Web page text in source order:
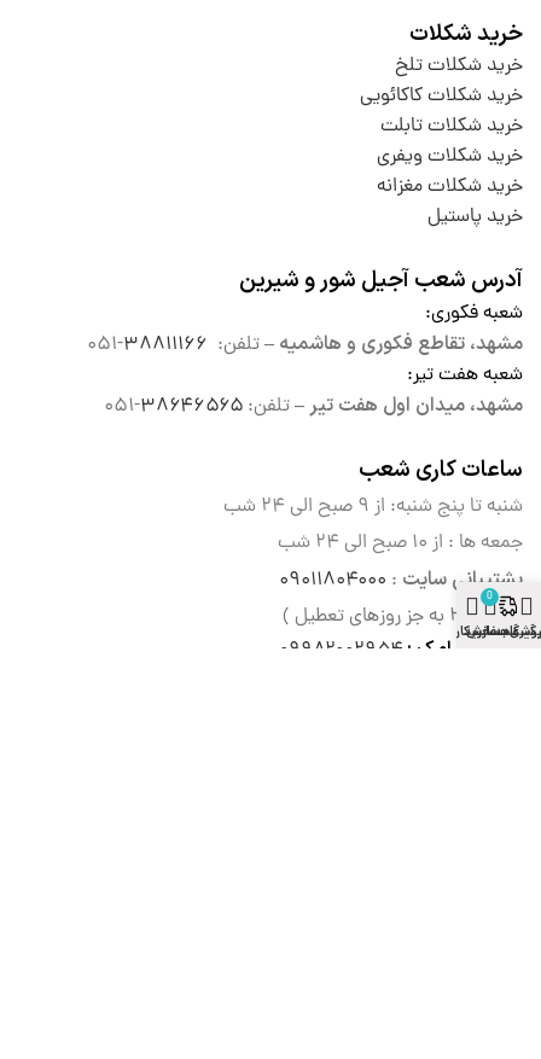
خرید شکلات
خرید شکلات تلخ
خرید شکلات کاکائویی
خرید شکلات تابلت
خرید شکلات ویفری
خرید شکلات مغزانه
خرید پاستیل
آدرس شعب آجیل شور و شیرین
شعبه فکوری:
مشهد، تقاطع فکوری و هاشمیه –تلفن: ۳۸۸۱۱۱۶۶-۰۵۱
شعبه هفت تیر:
مشهد، میدان اول هفت تیر –تلفن: ۳۸۶۴۶۵۶۵-۰۵۱
ساعات کاری شعب
شنبه تا پنج شنبه: از ۹ صبح الی
۲۴ شب
جمعه ها : از ۱۰ صبح الی ۲۴ شب
پشتیبانی سایت : ۰۹۰۱۱۸۰۴۰۰۰
( ۹ الی ۲۱ به جز روزهای تعطیل )
سامانه پیامک : ۰۹۹۸۲۰۰۲۹۵۴
سفارش
0
سبد خرید
حساب کاربری